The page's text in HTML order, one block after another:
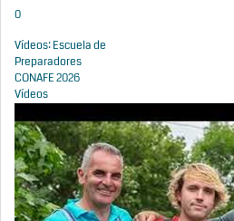
0
Vídeos: Escuela de
Preparadores
CONAFE 2026
Vídeos